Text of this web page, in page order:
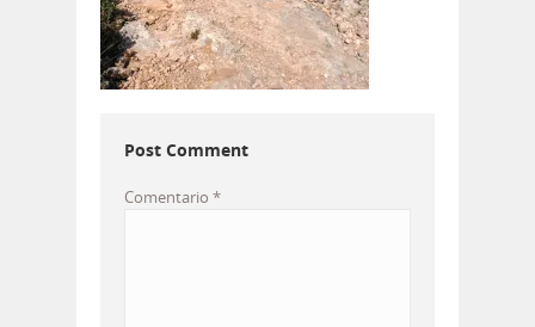
Post Comment
Comentario *